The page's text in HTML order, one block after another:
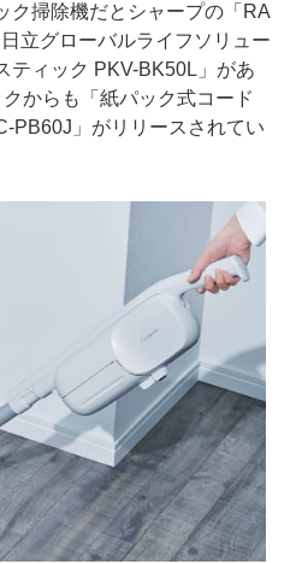
ク掃除機だとシャープの「RA
立グローバルライフソリュー
ティック PKV-BK50L」があ
からも「紙パック式コード
PB60J」がリリースされてい